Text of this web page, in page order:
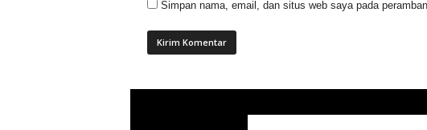
Simpan nama, email, dan situs web saya pada